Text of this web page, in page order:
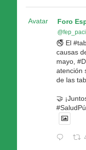
Avatar Foro
🚭 El
causas
mayo,
atención
de las
🤝